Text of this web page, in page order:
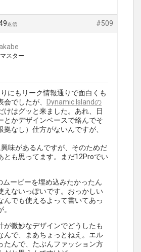
#509
返信
スター
にもリーク情報通りで面白くも
でしたが、
Dynamic Islandの
けはグッと来ました。あれ、日
とかデザインベースで絡んでそ
拠なし）仕方がないんですが、
味があるんですが、そのためだ
とも思ってます。まだ12Proでい
ービーを埋め込みたかったん
えないっぽいです。おっかしい
んでも使えるよって書いてあっ
が微妙なデザインでどうしたも
んで、まあちょっとねえ。エル
たんで、たぶんファッション方